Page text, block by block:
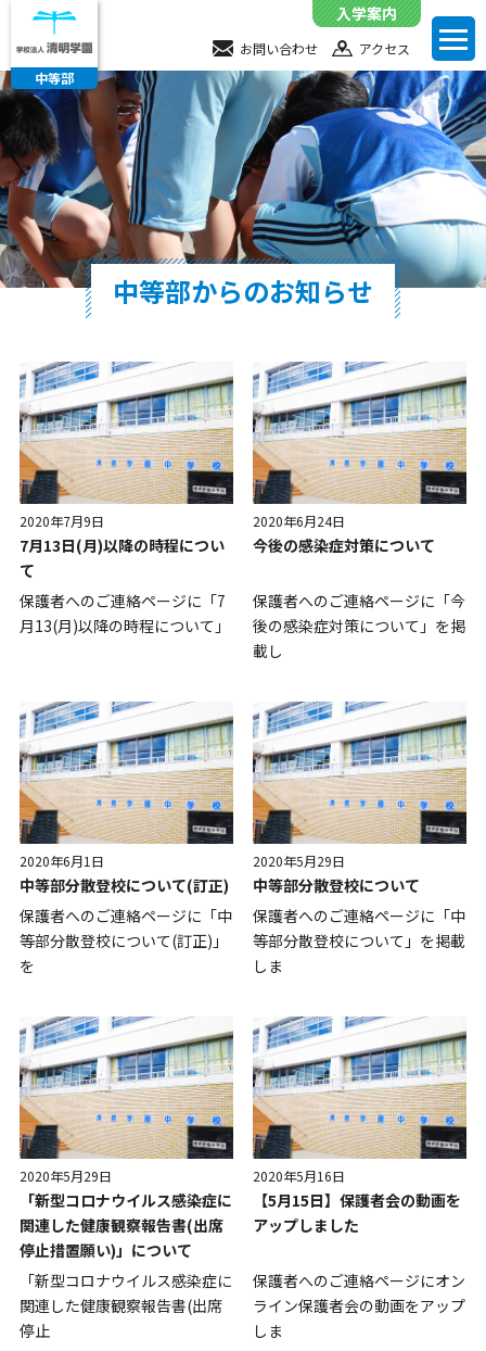
中等部
お問い合わせ アクセス
入学案内
中等部からのお知らせ
2020年7月9日
7月13日(月)以降の時程につい
て
保護者へのご連絡ページに「7
月13(月)以降の時程について」
2020年6月24日
今後の感染症対策について
保護者へのご連絡ページに「今
後の感染症対策について」を掲
載し
2020年6月1日
中等部分散登校について(訂正)
保護者へのご連絡ページに「中
等部分散登校について(訂正)」
を
2020年5月29日
中等部分散登校について
保護者へのご連絡ページに「中
等部分散登校について」を掲載
しま
2020年5月29日
「新型コロナウイルス感染症に
関連した健康観察報告書(出席
停止措置願い)」について
「新型コロナウイルス感染症に
関連した健康観察報告書(出席
停止
2020年5月16日
【5月15日】保護者会の動画を
アップしました
保護者へのご連絡ページにオン
ライン保護者会の動画をアップ
しま
お問い合わせ
アクセス